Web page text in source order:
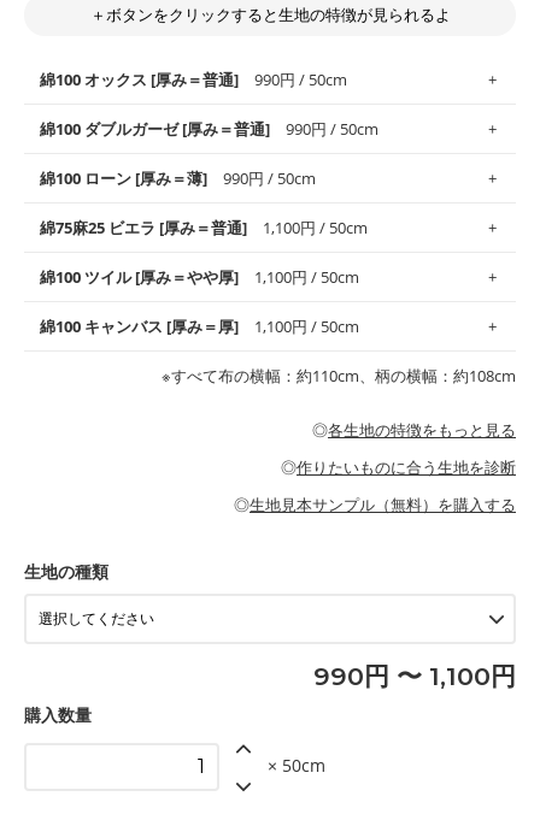
＋ボタンをクリックすると生地の特徴が見られるよ
綿100 オックス [厚み＝普通] 990円 / 50cm
使いやすさNo.1！しなやかさと適度な張りを併せ持ち、通気性の
高さがオックス生地の特徴です。当サイトのオックス生地は、
般にお使いいただけます。
※レッスンバッグ、上履き袋などの通園通学グッズにはツイル生
・布団カバーなどの寝具、カーテン
綿100 ダブルガーゼ [厚み＝普通] 990円 / 50cm
柔らかくふんわりとした肌触りが特徴です。ベビー用品やハンカ
チなど直接肌に触れるアイテムに最適です。高い吸湿性・通気性
す。
・スタイ、おくるみなどのベビーグッズ
・ブラウス、チュニック、ワンピースなどの洋服
・パジャマなどの寝具
綿100 ローン [厚み＝薄] 990円 / 50cm
上質で薄手の平織りの生地です。軽やかさとなめらかな手触りの
良さが魅力。透け感があるので、涼しげなトップスなどに最適で
・ブラウス、シャツ、チュニックなどのトップス
綿75麻25 ビエラ [厚み＝普通] 1,100円 / 50cm
コットン75％リネン25％の当店のビエラ生地は、オックス生地よ
りもふんわりとした柔らかい質感と適度な落ち感を感じられるの
綿100 ツイル [厚み＝やや厚] 1,100円 / 50cm
綾織りの生地です。しっかりとした張りと厚みがありながらも柔
らかいのが特徴です。生地の厚みは中厚手です。1枚でも透け感
・カーテン、エプロン、テーブルクロスなどの暮らしのアイテム
・パンツ、タックスカートなどのボトムス
もっと詳しく見る
綿100 キャンバス [厚み＝厚] 1,100円 / 50cm
耐久性があります。トートバッグ・ポーチ・ペンケースなどの布
小物、インテリア用品に向いています。
・工作用エプロン
もっと詳しく見る
※すべて布の横幅：約110cm、柄の横幅：約108cm
◎各生地の特徴をもっと見る
◎作りたいものに合う生地を診断
◎生地見本サンプル（無料）を購入する
生地の種類
990円 〜 1,100円
購入数量
× 50cm